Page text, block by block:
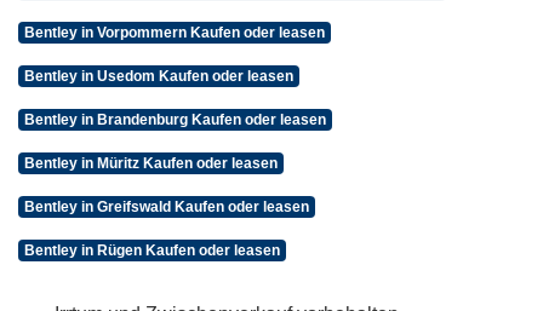
Bentley in Vorpommern Kaufen oder leasen
Bentley in Usedom Kaufen oder leasen
Bentley in Brandenburg Kaufen oder leasen
Bentley in Müritz Kaufen oder leasen
Bentley in Greifswald Kaufen oder leasen
Bentley in Rügen Kaufen oder leasen